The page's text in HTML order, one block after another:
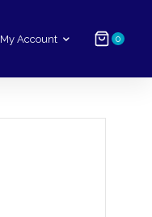
My Account 0